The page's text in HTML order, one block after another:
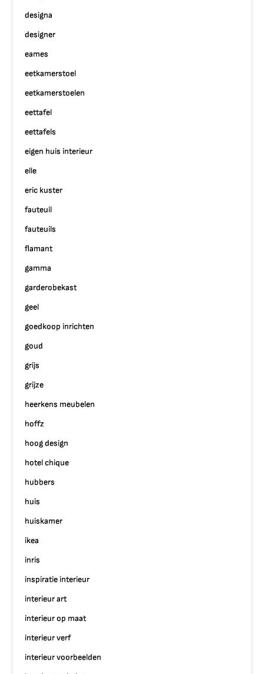
designa
designer
eames
eetkamerstoel
eetkamerstoelen
eettafel
eettafels
eigen huis interieur
elle
eric kuster
fauteuil
fauteuils
flamant
gamma
garderobekast
geel
goedkoop inrichten
goud
grijs
grijze
heerkens meubelen
hoffz
hoog design
hotel chique
hubbers
huis
huiskamer
ikea
inris
inspiratie interieur
interieur art
interieur op maat
interieur verf
interieur voorbeelden